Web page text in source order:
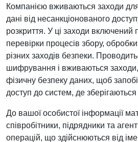
Компанією вживаються заходи
дані від несанкціонованого
розкриття. У ці заходи включений
перевірки процесів збору,
різних заходів безпеки.
шифрування і вживаються
фізичну безпеку даних, щоб
доступ до систем, де зберігаються
До вашої особистої інформації
співробітники, підрядники та
операцій, що здійснюються від